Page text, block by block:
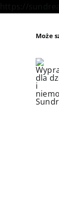
Może